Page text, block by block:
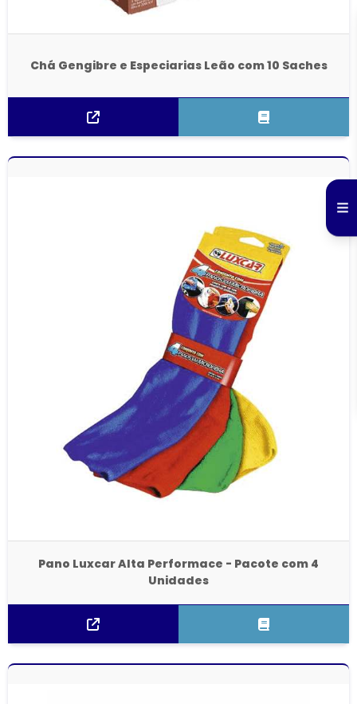
Chá Gengibre e Especiarias Leão com 10 Saches
Pano Luxcar Alta Performace - Pacote com 4
Unidades